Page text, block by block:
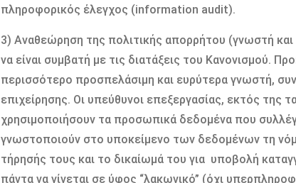
πληροφορικός έλεγχος (information audit).
3) Αναθεώρηση της πολιτικής απορρήτου (γνωστή
να είναι συμβατή με τις διατάξεις του Κανονισμού.
περισσότερο προσπελάσιμη και ευρύτερα γνωστή,
επιχείρησης. Oι υπεύθυνοι επεξεργασίας, εκτός
χρησιμοποιήσουν τα προσωπικά δεδομένα που
γνωστοποιούν στο υποκείμενο των δεδομένων τη
τήρησής τους και το δικαίωμά του για υποβολή
πάντα να γίνεται σε ύφος “λακωνικό” (όχι